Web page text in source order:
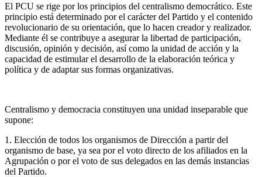
El PCU se rige por los principios del centralismo democrático. Este
principio está determinado por el carácter del Partido y el contenido
revolucionario de su orientación, que lo hacen creador y realizador.
Mediante él se contribuye a asegurar la libertad de participación,
discusión, opinión y decisión, así como la unidad de acción y la
capacidad de estimular el desarrollo de la elaboración teórica y
política y de adaptar sus formas organizativas.
Centralismo y democracia constituyen una unidad inseparable que
supone:
1. Elección de todos los organismos de Dirección a partir del
organismo de base, ya sea por el voto directo de los afiliados en la
Agrupación o por el voto de sus delegados en las demás instancias
del Partido.